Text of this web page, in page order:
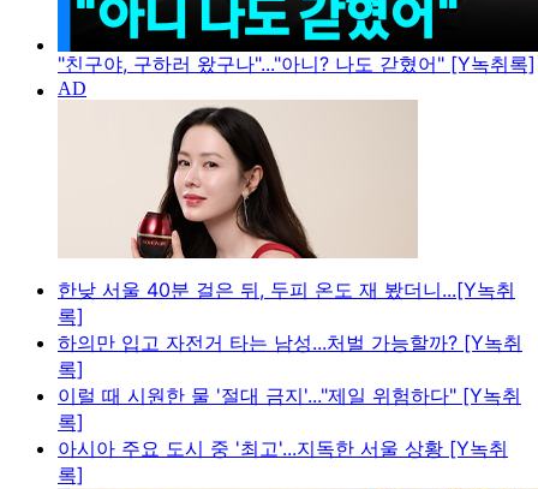
"친구야, 구하러 왔구나"..."아니? 나도 갇혔어" [Y녹취록]
한낮 서울 40분 걸은 뒤, 두피 온도 재 봤더니...[Y녹취
록]
하의만 입고 자전거 타는 남성...처벌 가능할까? [Y녹취
록]
이럴 때 시원한 물 '절대 금지'..."제일 위험하다" [Y녹취
록]
아시아 주요 도시 중 '최고'...지독한 서울 상황 [Y녹취
록]